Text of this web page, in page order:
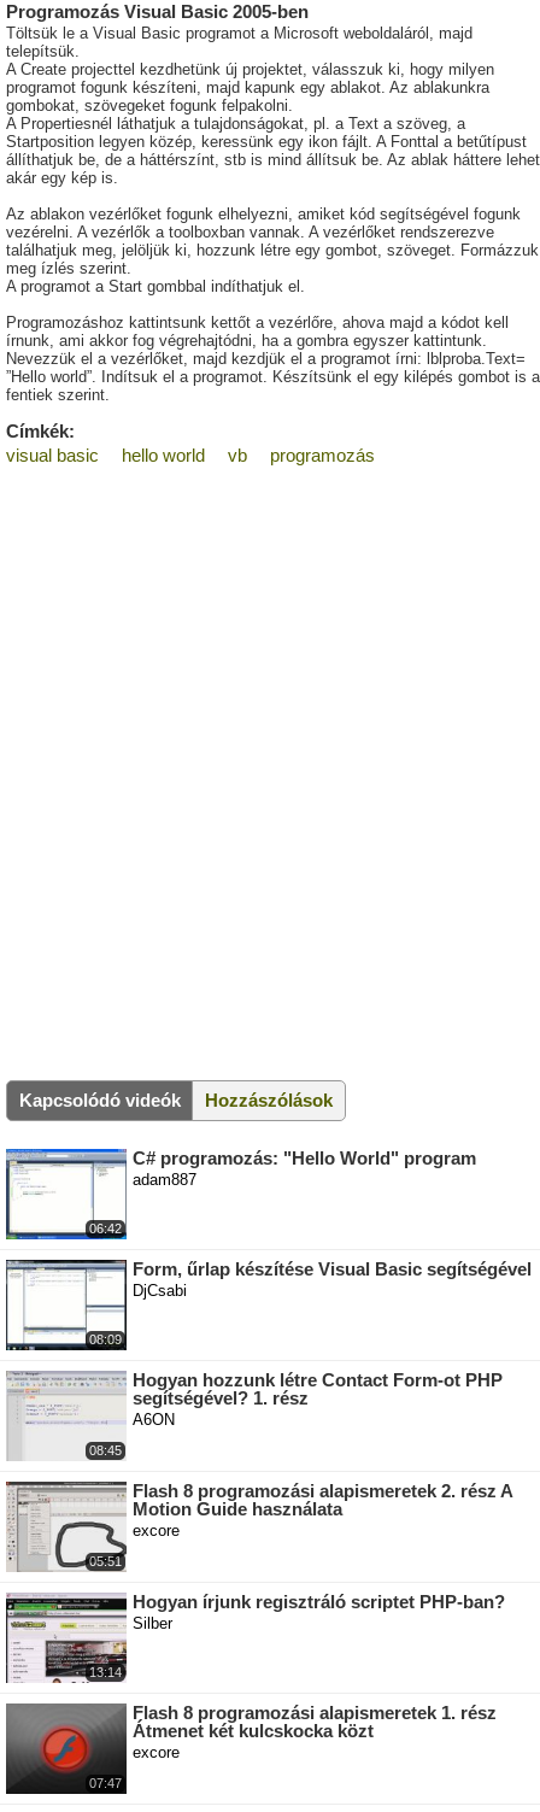
Programozás Visual Basic 2005-ben
Töltsük le a Visual Basic programot a Microsoft weboldaláról, majd
telepítsük.
A Create projecttel kezdhetünk új projektet, válasszuk ki, hogy milyen
programot fogunk készíteni, majd kapunk egy ablakot. Az ablakunkra
gombokat, szövegeket fogunk felpakolni.
A Propertiesnél láthatjuk a tulajdonságokat, pl. a Text a szöveg, a
Startposition legyen közép, keressünk egy ikon fájlt. A Fonttal a betűtípust
állíthatjuk be, de a háttérszínt, stb is mind állítsuk be. Az ablak háttere lehet
akár egy kép is.
Az ablakon vezérlőket fogunk elhelyezni, amiket kód segítségével fogunk
vezérelni. A vezérlők a toolboxban vannak. A vezérlőket rendszerezve
találhatjuk meg, jelöljük ki, hozzunk létre egy gombot, szöveget. Formázzuk
meg ízlés szerint.
A programot a Start gombbal indíthatjuk el.
Programozáshoz kattintsunk kettőt a vezérlőre, ahova majd a kódot kell
írnunk, ami akkor fog végrehajtódni, ha a gombra egyszer kattintunk.
Nevezzük el a vezérlőket, majd kezdjük el a programot írni: lblproba.Text=
”Hello world”. Indítsuk el a programot. Készítsünk el egy kilépés gombot is a
fentiek szerint.
Címkék:
visual basic
hello world vb programozás
Kapcsolódó videók Hozzászólások
06:42
C# programozás: "Hello World" program
adam887
08:09
Form, űrlap készítése Visual Basic segítségével
DjCsabi
08:45
Hogyan hozzunk létre Contact Form-ot PHP
segítségével? 1. rész
A6ON
05:51
Flash 8 programozási alapismeretek 2. rész A
Motion Guide használata
excore
13:14
Hogyan írjunk regisztráló scriptet PHP-ban?
Silber
07:47
Flash 8 programozási alapismeretek 1. rész
Átmenet két kulcskocka közt
excore